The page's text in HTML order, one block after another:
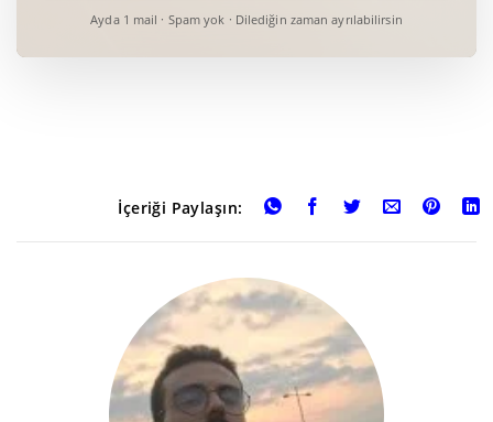
Ayda 1 mail · Spam yok · Dilediğin zaman ayrılabilirsin
İçeriği Paylaşın: